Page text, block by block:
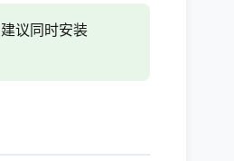
议同时安装